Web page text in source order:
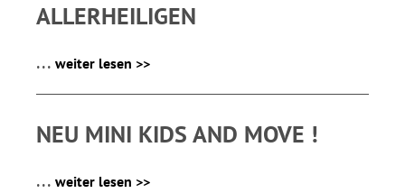
ALLERHEILIGEN
... weiter lesen >>
NEU MINI KIDS AND MOVE !
... weiter lesen >>